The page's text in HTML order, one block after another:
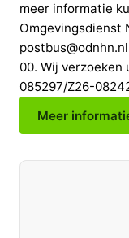
meer informatie
Omgevingsdienst
00. Wij verzoeken
085297/Z26-
Meer